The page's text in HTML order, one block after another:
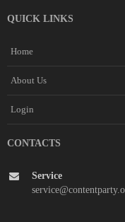
QUICK LINKS
Home
About Us
Login
CONTACTS
Service